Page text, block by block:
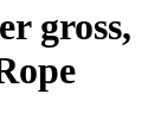
gross,